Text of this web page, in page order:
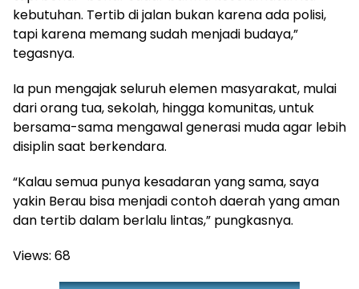
kebutuhan. Tertib di jalan bukan karena ada polisi,
tapi karena memang sudah menjadi budaya,”
tegasnya.
Ia pun mengajak seluruh elemen masyarakat, mulai
dari orang tua, sekolah, hingga komunitas, untuk
bersama-sama mengawal generasi muda agar lebih
disiplin saat berkendara.
“Kalau semua punya kesadaran yang sama, saya
yakin Berau bisa menjadi contoh daerah yang aman
dan tertib dalam berlalu lintas,” pungkasnya.
Views: 68